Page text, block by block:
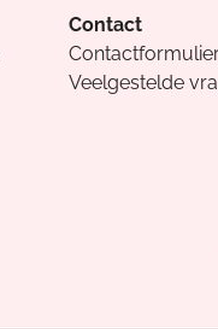
Contact
Veelgestelde